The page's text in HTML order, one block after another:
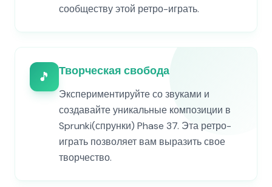
сообществу этой ретро-играть.
🎵 Творческая свобода
Экспериментируйте со звуками и
создавайте уникальные композиции в
Sprunki(спрунки) Phase 37. Эта ретро-
играть позволяет вам выразить свое
творчество.